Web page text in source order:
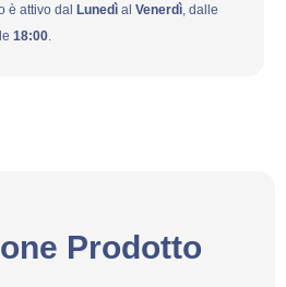
è attivo dal Lunedì al Venerdì , dalle
18:00
Prodotto